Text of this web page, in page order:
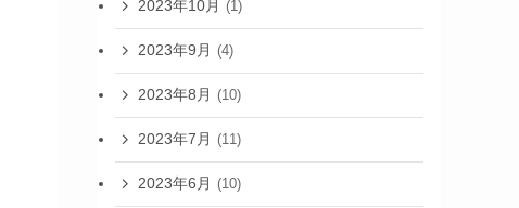
2023年10月 (1)
2023年9月 (4)
2023年8月 (10)
2023年7月 (11)
2023年6月 (10)